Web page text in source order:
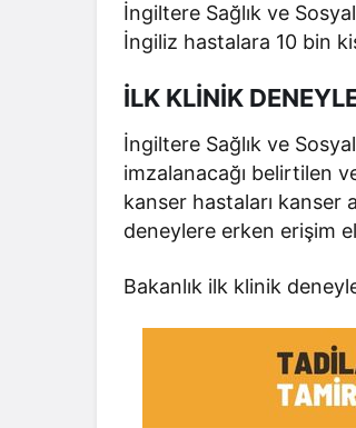
İngiltere Sağlık ve
İngiliz hastalara 10 bin
İLK KLİNİK
İngiltere Sağlık ve
imzalanacağı belirtilen
kanser hastaları kanser
deneylere erken erişim
Bakanlık ilk klinik